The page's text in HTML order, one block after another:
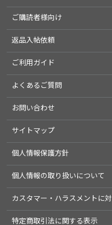
ご購読者様向け
返品入帖依頼
ご利用ガイド
よくあるご質問
お問い合わせ
サイトマップ
個人情報保護方針
個人情報の取り扱いについて
カスタマー・ハラスメントに
特定商取引法に関する表示